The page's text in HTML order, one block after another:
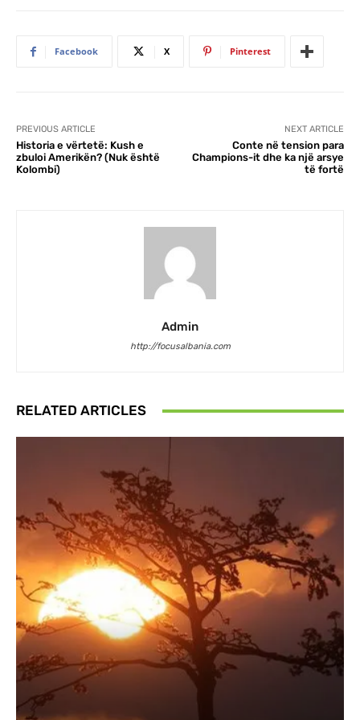
Facebook X Pinterest
PREVIOUS ARTICLE
Historia e vërtetë: Kush e
zbuloi Amerikën? (Nuk është
Kolombi)
NEXT ARTICLE
Conte në tension para
Champions-it dhe ka një arsye
të fortë
Admin
http://focusalbania.com
RELATED ARTICLES